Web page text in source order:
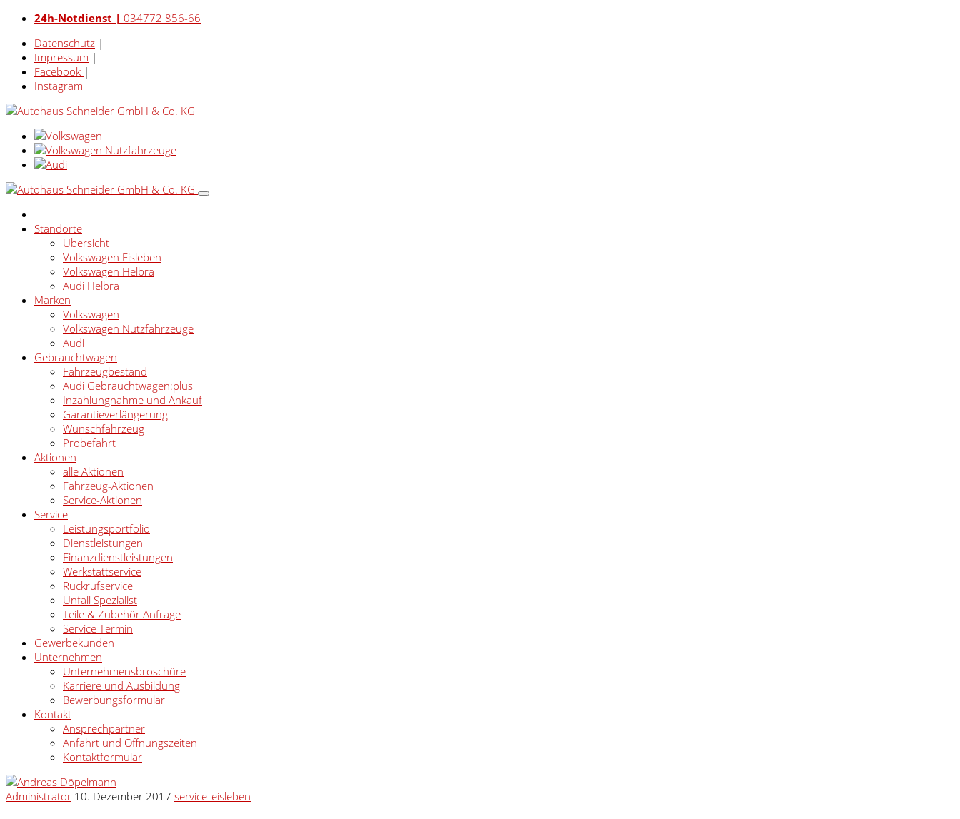
24h-Notdienst | 034772 856-66
Datenschutz |
Impressum |
Facebook |
Instagram
Standorte
Übersicht
Volkswagen Eisleben
Volkswagen Helbra
Audi Helbra
Marken
Volkswagen
Volkswagen Nutzfahrzeuge
Audi
Gebrauchtwagen
Fahrzeugbestand
Audi Gebrauchtwagen:plus
Inzahlungnahme und Ankauf
Garantieverlängerung
Wunschfahrzeug
Probefahrt
Aktionen
alle Aktionen
Fahrzeug-Aktionen
Service-Aktionen
Service
Leistungsportfolio
Dienstleistungen
Finanzdienstleistungen
Werkstattservice
Rückrufservice
Unfall Spezialist
Teile & Zubehör Anfrage
Service Termin
Gewerbekunden
Unternehmen
Unternehmensbroschüre
Karriere und Ausbildung
Bewerbungsformular
Kontakt
Ansprechpartner
Anfahrt und Öffnungszeiten
Kontaktformular
Administrator 10. Dezember 2017 service_eisleben